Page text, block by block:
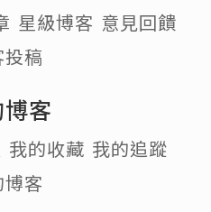
星級博客 意見回饋
稿
客
我的收藏 我的追蹤
客